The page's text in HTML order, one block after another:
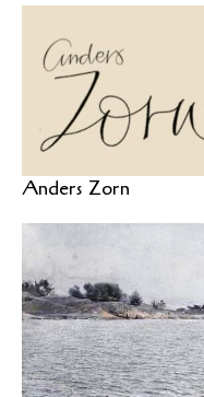
Anders Zorn